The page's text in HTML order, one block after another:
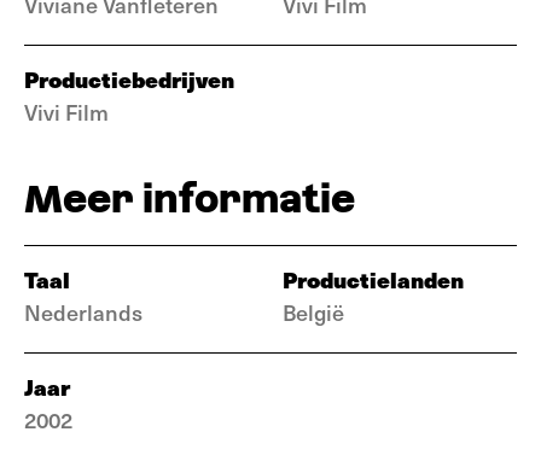
Productiebedrijven
Vivi Film
Meer informatie
Taal
Nederlands
Productielanden
België
Jaar
2002